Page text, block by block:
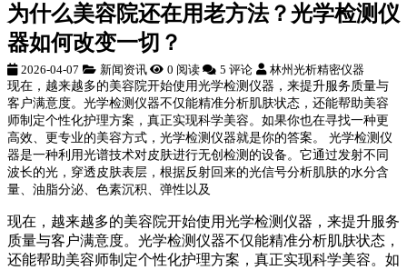
为什么美容院还在用老方法？光学检测仪
器如何改变一切？
2026-04-07 新闻资讯 0 阅读 5 评论 林州光析精密仪器
现在，越来越多的美容院开始使用光学检测仪器，来提升服务质量与
客户满意度。光学检测仪器不仅能精准分析肌肤状态，还能帮助美容
师制定个性化护理方案，真正实现科学美容。如果你也在寻找一种更
高效、更专业的美容方式，光学检测仪器就是你的答案。 光学检测仪
器是一种利用光谱技术对皮肤进行无创检测的设备。它通过发射不同
波长的光，穿透皮肤表层，根据反射回来的光信号分析肌肤的水分含
量、油脂分泌、色素沉积、弹性以及
现在，越来越多的美容院开始使用光学检测仪器，来提升服务
质量与客户满意度。光学检测仪器不仅能精准分析肌肤状态，
还能帮助美容师制定个性化护理方案，真正实现科学美容。如